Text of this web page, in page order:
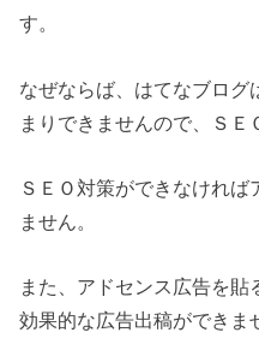
す。
なぜならば、はてなブログ
まりできませんので、ＳＥ
ＳＥＯ対策ができなければ
ません。
また、アドセンス広告を貼
効果的な広告出稿ができま